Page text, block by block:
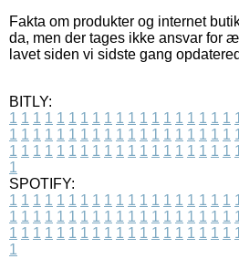
Fakta om produkter og internet
da, men der tages ikke ansvar for
lavet siden vi sidste gang
BITLY:
1 1 1 1 1 1 1 1 1 1 1 1 1 1 1 1 1 1 1
1 1 1 1 1 1 1 1 1 1 1 1 1 1 1 1 1 1 1
1 1 1 1 1 1 1 1 1 1 1 1 1 1 1 1 1 1 1
1
SPOTIFY:
1 1 1 1 1 1 1 1 1 1 1 1 1 1 1 1 1 1 1
1 1 1 1 1 1 1 1 1 1 1 1 1 1 1 1 1 1 1
1 1 1 1 1 1 1 1 1 1 1 1 1 1 1 1 1 1 1
1